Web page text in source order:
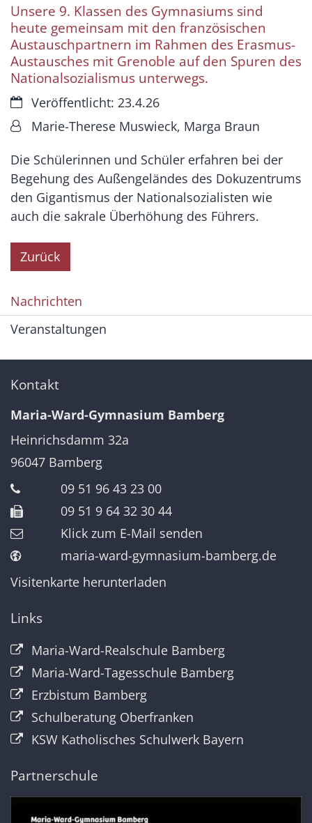
Unsere 9. Klassen des Gymnasiums sind
heute gemeinsam mit den französischen
Austauschpartnern im Rahmen des Erasmus-
Austausches mit Grenoble auf den Spuren des
Nationalsozialismus unterwegs.
Datum:Veröffentlicht: 23.4.26
Von:Marie-Therese Muswieck, Marga Braun
Die Schülerinnen und Schüler erfahren bei der
Begehung des Außengeländes des Dokuzentrums
den Gigantismus der Nationalsozialisten wie
auch die sakrale Überhöhung des Führers.
Zurück
Nachrichten
Veranstaltungen
Kontakt
Maria-Ward-Gymnasium Bamberg
Heinrichsdamm 32a
96047 Bamberg
09 51 96 43 23 00
09 51 9 64 32 30 44
Klick zum E-Mail senden
maria-ward-gymnasium-bamberg.de
Visitenkarte herunterladen
Links
Maria-Ward-Realschule Bamberg
Maria-Ward-Tagesschule Bamberg
Erzbistum Bamberg
Schulberatung Oberfranken
KSW Katholisches Schulwerk Bayern
Partnerschule